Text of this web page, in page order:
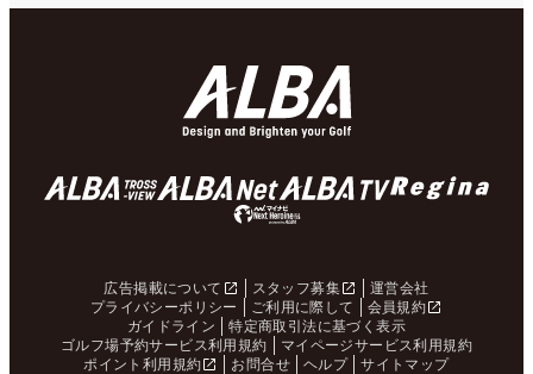
広告掲載について スタッフ募集
運営会社
プライバシーポリシー
ご利用に際して
会員規約
ガイドライン
特定商取引法に基づく表示
ゴルフ場予約サービス利用規約
マイページサービス利用規約
ポイント利用規約
お問合せ ヘルプ サイトマップ